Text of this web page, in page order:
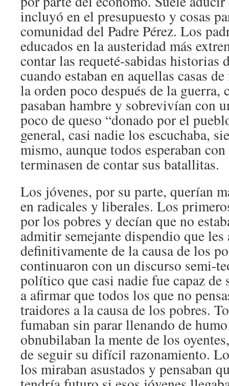
incluyó en el presupuesto y cosas
comunidad del Padre Pérez. Los
educados en la austeridad más
contar las requeté-sabidas historias
cuando estaban en aquellas casas
la orden poco después de la guerra,
pasaban hambre y sobrevivían con
poco de queso “donado por el
general, casi nadie los escuchaba,
mismo, aunque todos esperaban
terminasen de contar sus batallitas.
Los jóvenes, por su parte, querían
en radicales y liberales. Los
por los pobres y decían que no
admitir semejante dispendio que les
definitivamente de la causa de los
continuaron con un discurso semi-
político que casi nadie fue capaz de
a afirmar que todos los que no
traidores a la causa de los pobres.
fumaban sin parar llenando de
obnubilaban la mente de los
de seguir su difícil razonamiento.
los miraban asustados y pensaban